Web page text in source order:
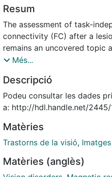
Resum
The assessment of task-
connectivity (FC) after a
remains an uncovered topic
to better understand the
awareness. In this light, we
connectivity (FC) in 10
controls in a resting state
and assessment of density
connectivity and network
and statistically compared
Més...
Descripció
Podeu consultar les dades
a: http://hdl.handle.net/
Matèries
Trastorns de la visió,
Matèries (anglès)